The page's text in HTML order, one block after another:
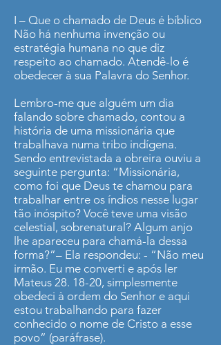
I – Que o chamado de Deus é bíblico
Não há nenhuma invenção ou
estratégia humana no que diz
respeito ao chamado. Atendê-lo é
obedecer à sua Palavra do Senhor.
Lembro-me que alguém um dia
falando sobre chamado, contou a
história de uma missionária que
trabalhava numa tribo indígena.
Sendo entrevistada a obreira ouviu a
seguinte pergunta: “Missionária,
como foi que Deus te chamou para
trabalhar entre os índios nesse lugar
tão inóspito? Você teve uma visão
celestial, sobrenatural? Algum anjo
lhe apareceu para chamá-la dessa
forma?”– Ela respondeu: - “Não meu
irmão. Eu me converti e após ler
Mateus 28. 18-20, simplesmente
obedeci à ordem do Senhor e aqui
estou trabalhando para fazer
conhecido o nome de Cristo a esse
povo” (paráfrase).